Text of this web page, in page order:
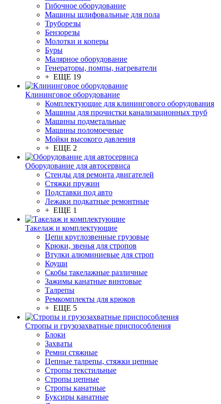
Гибочное оборудование
Машины шлифовальные для пола
Труборезы
Бензорезы
Молотки и коперы
Буры
Малярное оборудование
Генераторы, помпы, нагреватели
+ ЕЩЕ 19
Клининговое оборудование
Комплектующие для клинингового оборудования
Машины для прочистки канализационных труб
Машины подметальные
Машины поломоечные
Мойки высокого давления
+ ЕЩЕ 2
Оборудование для автосервиса
Стенды для ремонта двигателей
Стяжки пружин
Подставки под авто
Лежаки подкатные ремонтные
+ ЕЩЕ 1
Такелаж и комплектующие
Цепи круглозвенные грузовые
Крюки, звенья для стропов
Втулки алюминиевые для строп
Коуши
Скобы такелажные различные
Зажимы канатные винтовые
Талрепы
Ремкомплекты для крюков
+ ЕЩЕ 5
Стропы и грузозахватные приспособления
Блоки
Захваты
Ремни стяжные
Цепные талрепы, стяжки цепные
Стропы текстильные
Стропы цепные
Стропы канатные
Буксиры канатные